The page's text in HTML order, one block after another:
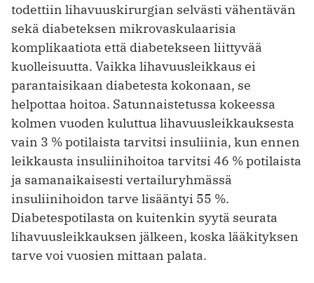
todettiin lihavuuskirurgian selvästi vähentävän
sekä diabeteksen mikrovaskulaarisia
komplikaatiota että diabetekseen liittyvää
kuolleisuutta. Vaikka lihavuusleikkaus ei
parantaisikaan diabetesta kokonaan, se
helpottaa hoitoa. Satunnaistetussa kokeessa
kolmen vuoden kuluttua lihavuusleikkauksesta
vain 3 % potilaista tarvitsi insuliinia, kun ennen
leikkausta insuliinihoitoa tarvitsi 46 % potilaista
ja samanaikaisesti vertailuryhmässä
insuliinihoidon tarve lisääntyi 55 %.
Diabetespotilasta on kuitenkin syytä seurata
lihavuusleikkauksen jälkeen, koska lääkityksen
tarve voi vuosien mittaan palata.